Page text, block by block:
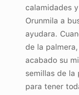
calamidades
Orunmila a
ayudara.
de la
acabado su
semillas de la
para tener